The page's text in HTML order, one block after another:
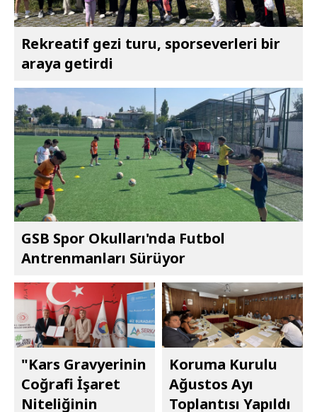
Rekreatif gezi turu, sporseverleri bir
araya getirdi
GSB Spor Okulları'nda Futbol
Antrenmanları Sürüyor
"Kars Gravyerinin
Coğrafi İşaret
Niteliğinin
Koruma Kurulu
Ağustos Ayı
Toplantısı Yapıldı